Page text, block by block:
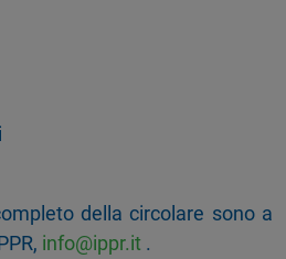
della circolare sono a
info@ippr.it .